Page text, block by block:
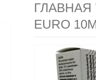
ГЛАВНАЯ
EURO